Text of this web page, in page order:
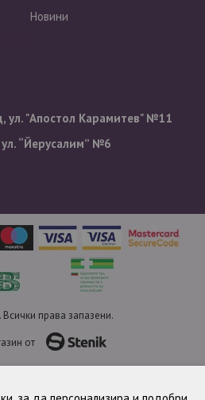
Новини
ул. "Aпостол Карамитев" №11
“Йерусалим” №6
права запазени.
от